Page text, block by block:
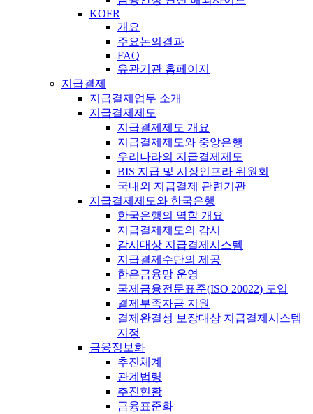
KOFR
개요
주요논의결과
FAQ
유관기관 홈페이지
지급결제
지급결제업무 소개
지급결제제도
지급결제제도 개요
지급결제제도와 중앙은행
우리나라의 지급결제제도
BIS 지급 및 시장인프라 위원회
국내외 지급결제 관련기관
지급결제제도와 한국은행
한국은행의 역할 개요
지급결제제도의 감시
감시대상 지급결제시스템
지급결제수단의 제공
한은금융망 운영
국제금융전문표준(ISO 20022) 도입
결제부족자금 지원
결제완결성 보장대상 지급결제시스템
지정
금융정보화
추진체계
관계법령
추진현황
금융표준화